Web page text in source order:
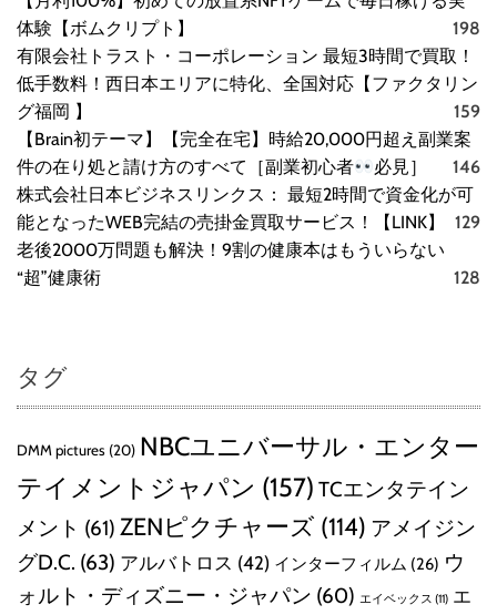
体験【ボムクリプト】
198
有限会社トラスト・コーポレーション 最短3時間で買取！
低手数料！西日本エリアに特化、全国対応【ファクタリン
グ福岡 】
159
【Brain初テーマ】【完全在宅】時給20,000円超え副業案
件の在り処と請け方のすべて［副業初心者
必見］
146
株式会社日本ビジネスリンクス： 最短2時間で資金化が可
能となったWEB完結の売掛金買取サービス！【LINK】
129
老後2000万問題も解決！9割の健康本はもういらない
“超”健康術
128
タグ
DMM pictures (20) NBCユニバーサル・エンター
テイメントジャパン (157) TCエンタテイン
メント (61) ZENピクチャーズ (114) アメイジン
グD.C. (63) アルバトロス (42) インターフィルム (26) ウ
ォルト・ディズニー・ジャパン (60) エイベックス (11) エ